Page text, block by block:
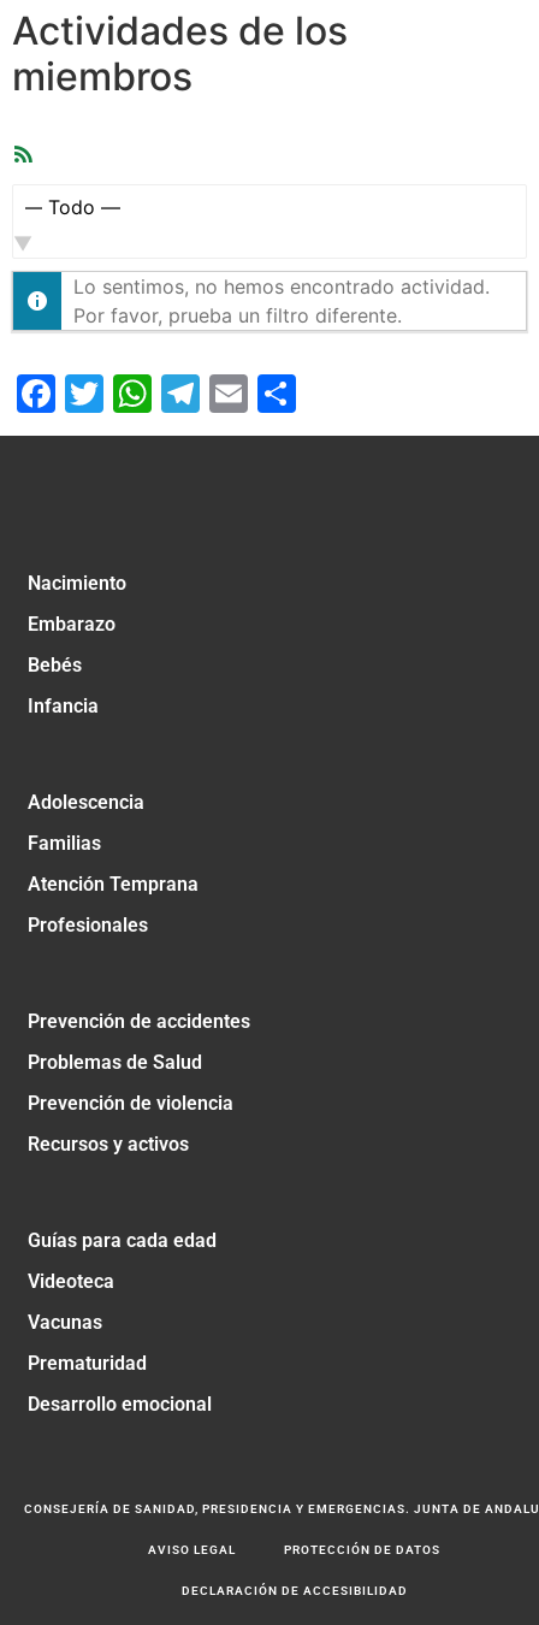
Actividades de los
miembros
Mostrar:
Lo sentimos, no hemos encontrado actividad.
Por favor, prueba un filtro diferente.
Facebook
Twitter
WhatsApp
Telegram
Email
Nacimiento
Embarazo
Bebés
Infancia
Adolescencia
Familias
Atención Temprana
Profesionales
Prevención de accidentes
Problemas de Salud
Prevención de violencia
Recursos y activos
Guías para cada edad
Videoteca
Vacunas
Prematuridad
Desarrollo emocional
CONSEJERÍA DE SANIDAD, PRESIDENCIA Y EMERGENCIAS. JUNTA DE
AVISO LEGAL PROTECCIÓN DE DATOS
DECLARACIÓN DE ACCESIBILIDAD